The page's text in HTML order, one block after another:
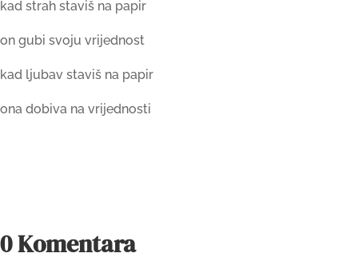
kad strah staviš na papir
on gubi svoju vrijednost
kad ljubav staviš na papir
ona dobiva na vrijednosti
0 Komentara